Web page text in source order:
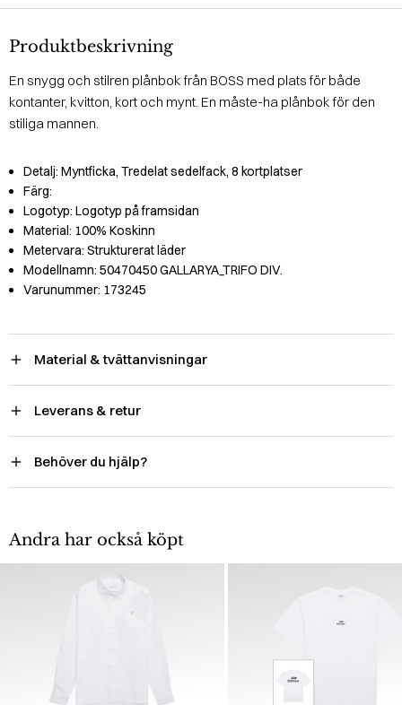
Produktbeskrivning
En snygg och stilren plånbok från BOSS med plats för både
kontanter, kvitton, kort och mynt. En måste-ha plånbok för den
stiliga mannen.
Detalj: Myntficka, Tredelat sedelfack, 8 kortplatser
Färg:
Logotyp: Logotyp på framsidan
Material: 100% Koskinn
Metervara: Strukturerat läder
Modellnamn: 50470450 GALLARYA_TRIFO DIV.
Varunummer: 173245
Material & tvättanvisningar
Leverans & retur
Behöver du hjälp?
Andra har också köpt